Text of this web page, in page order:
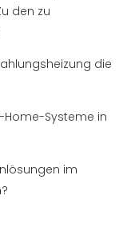
den zu
die
Home-Systeme in
im